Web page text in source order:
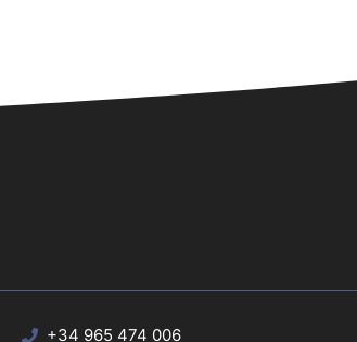
+34 965 474 006